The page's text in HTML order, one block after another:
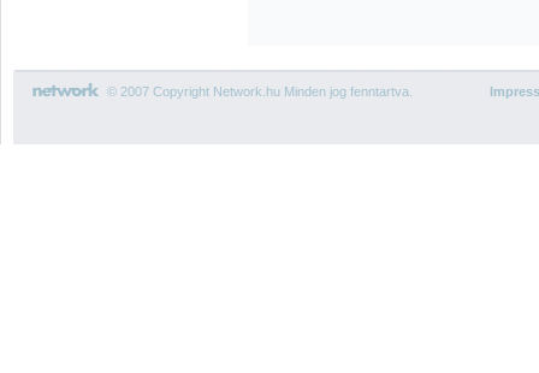
© 2007 Copyright Network.hu Minden jog fenntartva.